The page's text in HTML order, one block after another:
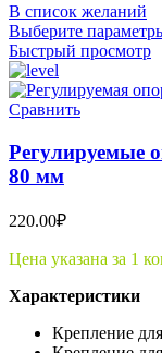
В список желаний
Выберите
Быстрый просмотр
Сравнить
Регулируемые
80 мм
220.00₽
Цена указана за 1
Характеристики
Крепление